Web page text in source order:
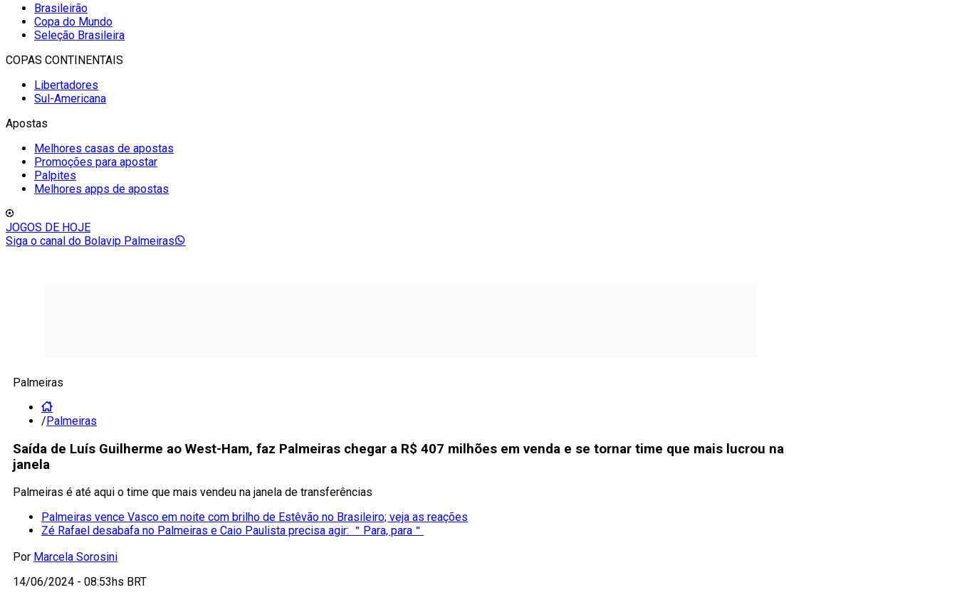
Brasileirão
Copa do Mundo
Seleção Brasileira
COPAS CONTINENTAIS
Libertadores
Sul-Americana
Apostas
Melhores casas de apostas
Promoções para apostar
Palpites
Melhores apps de apostas
JOGOS DE HOJE
Siga o canal do Bolavip Palmeiras
Palmeiras
/Palmeiras
Saída de Luís Guilherme ao West-Ham, faz Palmeiras chegar a R$ 407 milhões em venda e se tornar time que mais lucrou na
janela
Palmeiras é até aqui o time que mais vendeu na janela de transferências
Palmeiras vence Vasco em noite com brilho de Estêvão no Brasileiro; veja as reações
Zé Rafael desabafa no Palmeiras e Caio Paulista precisa agir: ＂Para, para＂
Por Marcela Sorosini
14/06/2024 - 08:53hs BRT